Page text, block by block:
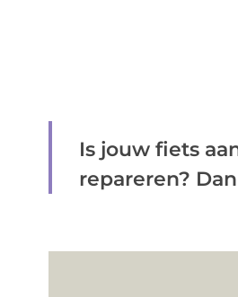
Is jouw fiets
repareren?